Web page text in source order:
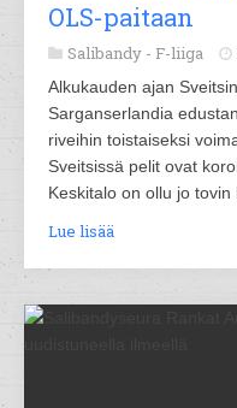
OLS-paitaan
Salibandy - F-liiga
Alkukauden ajan
Sarganserlandia
riveihin toistaiseksi
Sveitsissä pelit ovat
Keskitalo on ollu jo tovin
Lue lisää